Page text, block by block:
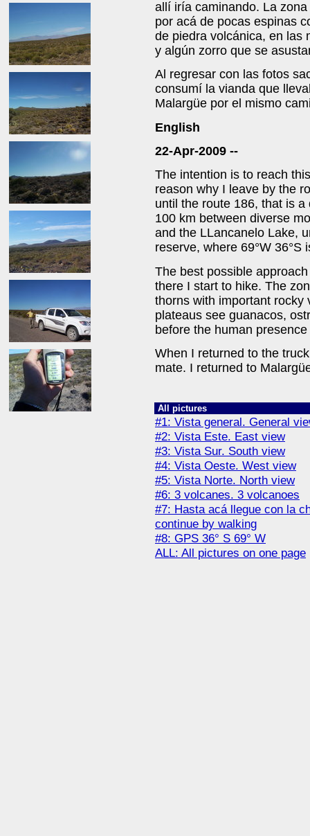
allí iría caminando. La
por acá de pocas espinas
de piedra volcánica, en las
y algún zorro que se
Al regresar con las fotos
consumí la vianda que
Malargüe por el mismo
English
22-Apr-2009 --
The intention is to reach
reason why I leave by the
until the route 186, that is
100 km between diverse
and the LLancanelo Lake,
reserve, where 69°W 36°S
The best possible
there I start to hike. The
thorns with important rocky
plateaus see guanacos,
before the human
When I returned to the
mate. I returned to
All pictures
#1: Vista general. General
#2: Vista Este. East view
#3: Vista Sur. South view
#4: Vista Oeste. West view
#5: Vista Norte. North view
#6: 3 volcanes. 3 volcanoes
#7: Hasta acá llegue con la
continue by walking
#8: GPS 36° S 69° W
ALL: All pictures on one page